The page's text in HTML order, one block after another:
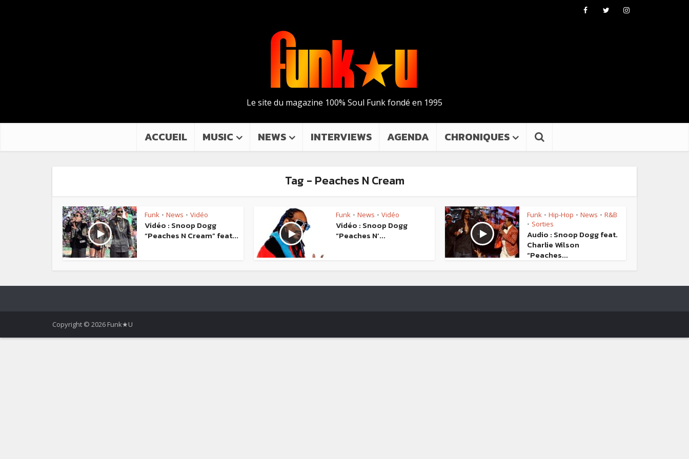
Le site du magazine 100% Soul Funk fondé en 1995
ACCUEIL MUSIC NEWS INTERVIEWS AGENDA CHRONIQUES
Tag - Peaches N Cream
Funk • News • Vidéo
Vidéo : Snoop Dogg
“Peaches N Cream” feat...
Funk • News • Vidéo
Vidéo : Snoop Dogg
“Peaches N’...
Funk • Hip-Hop • News • R&B
• Sorties
Audio : Snoop Dogg feat.
Charlie Wilson
“Peaches...
Copyright © 2026 Funk★U